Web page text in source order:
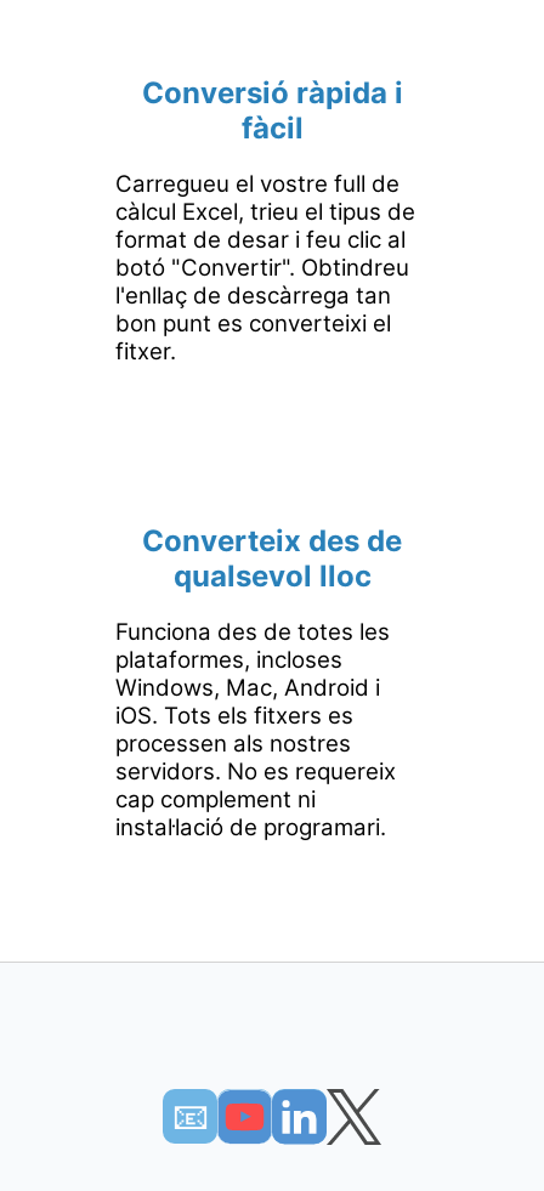
Conversió ràpida i
fàcil
Carregueu el vostre full de
càlcul Excel, trieu el tipus de
format de desar i feu clic al
botó "Convertir". Obtindreu
l'enllaç de descàrrega tan
bon punt es converteixi el
fitxer.
Converteix des de
qualsevol lloc
Funciona des de totes les
plataformes, incloses
Windows, Mac, Android i
iOS. Tots els fitxers es
processen als nostres
servidors. No es requereix
cap complement ni
instal·lació de programari.
📧︎